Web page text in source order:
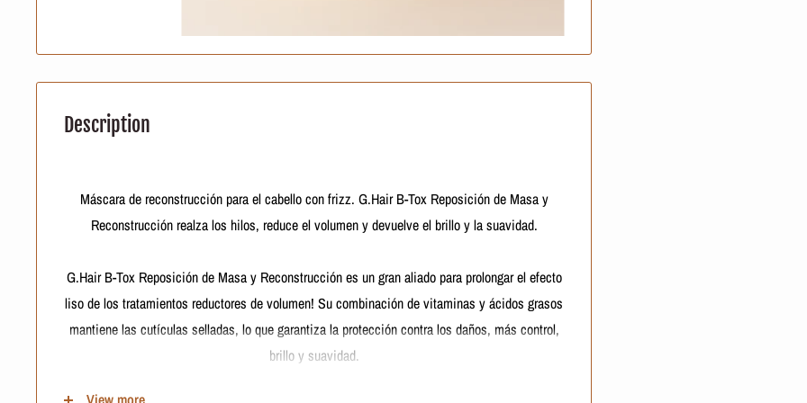
Description
Máscara de reconstrucción para el cabello con frizz. G.Hair B-Tox Reposición de Masa y
Reconstrucción realza los hilos, reduce el volumen y devuelve el brillo y la suavidad.
G.Hair B-Tox Reposición de Masa y Reconstrucción es un gran aliado para prolongar el efecto
liso de los tratamientos reductores de volumen! Su combinación de vitaminas y ácidos grasos
mantiene las cutículas selladas, lo que garantiza la protección contra los daños, más control,
brillo y suavidad.